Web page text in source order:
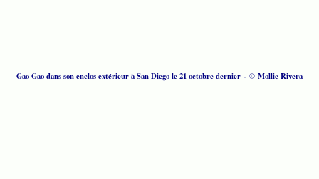
Gao Gao dans son enclos extérieur à San Diego le 21 octobre dernier - © Mollie Rivera